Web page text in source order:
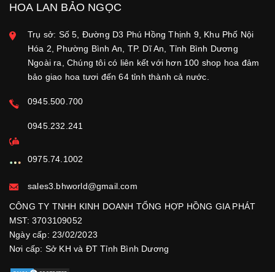
HOA LAN BẢO NGỌC
Trụ sở: Số 5, Đường D3 Phú Hồng Thịnh 9, Khu Phố Nội
Hóa 2, Phường Bình An, TP. Dĩ An, Tỉnh Bình Dương
Ngoài ra, Chúng tôi có liên kết với hơn 100 shop hoa đảm
bảo giao hoa tươi đến 64 tỉnh thành cả nước.
0945.500.700
0945.232.241
0975.74.1002
sales3.bhworld@gmail.com
CÔNG TY TNHH KINH DOANH TỔNG HỢP HỒNG GIA PHÁT
MST: 3703109052
Ngày cấp: 23/02/2023
Nơi cấp: Sở KH và ĐT Tỉnh Bình Dương